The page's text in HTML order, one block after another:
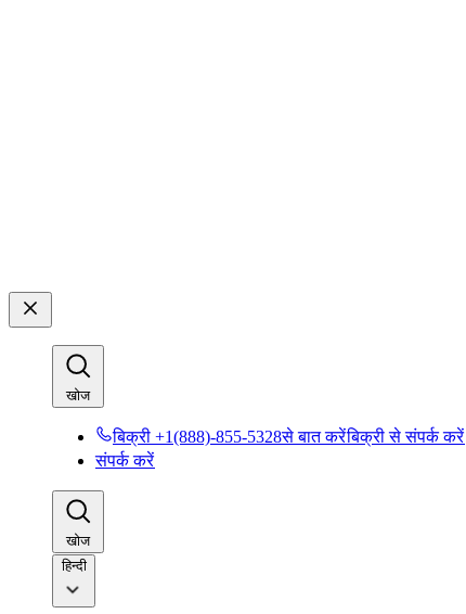
खोज​​
बिक्री +1(888)-855-5328से बात करें​​बिक्री से संपर्क करें​​
संपर्क करें​​
खोज​​
हिन्दी